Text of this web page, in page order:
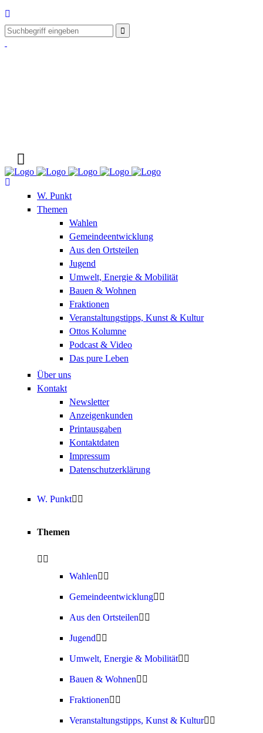
W. Punkt
Themen
Wahlen
Gemeindeentwicklung
Aus den Ortsteilen
Jugend
Umwelt, Energie & Mobilität
Bauen & Wohnen
Fraktionen
Veranstaltungstipps, Kunst & Kultur
Ottos Kolumne
Podcast & Video
Das pure Leben
Über uns
Kontakt
Newsletter
Anzeigenkunden
Printausgaben
Kontaktdaten
Impressum
Datenschutzerklärung
W. Punkt
Themen
Wahlen
Gemeindeentwicklung
Aus den Ortsteilen
Jugend
Umwelt, Energie & Mobilität
Bauen & Wohnen
Fraktionen
Veranstaltungstipps, Kunst & Kultur